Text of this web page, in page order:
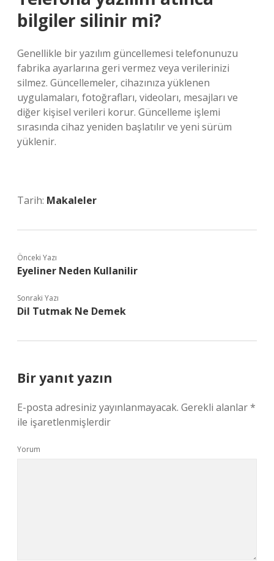
bilgiler silinir mi?
Genellikle bir yazılım güncellemesi telefonunuzu
fabrika ayarlarına geri vermez veya verilerinizi
silmez. Güncellemeler, cihazınıza yüklenen
uygulamaları, fotoğrafları, videoları, mesajları ve
diğer kişisel verileri korur. Güncelleme işlemi
sırasında cihaz yeniden başlatılır ve yeni sürüm
yüklenir.
Tarih: Makaleler
Önceki Yazı
Eyeliner Neden Kullanilir
Sonraki Yazı
Dil Tutmak Ne Demek
Bir yanıt yazın
E-posta adresiniz yayınlanmayacak. Gerekli alanlar*
ile işaretlenmişlerdir
Yorum